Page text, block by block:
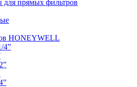
прямых фильтров
HONEYWELL
4”